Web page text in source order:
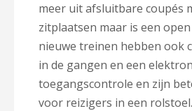
meer uit afsluitbare coupés
zitplaatsen maar is een
nieuwe treinen hebben ook
in de gangen en een
toegangscontrole en zijn
voor reizigers in een rolstoel.